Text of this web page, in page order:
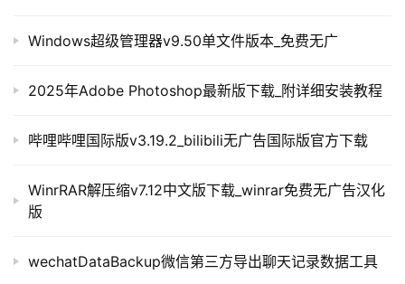
Windows超级管理器v9.50单文件版本_免费无广
2025年Adobe Photoshop最新版下载_附详细安装教程
哔哩哔哩国际版v3.19.2_bilibili无广告国际版官方下载
WinrRAR解压缩v7.12中文版下载_winrar免费无广告汉化
版
wechatDataBackup微信第三方导出聊天记录数据工具